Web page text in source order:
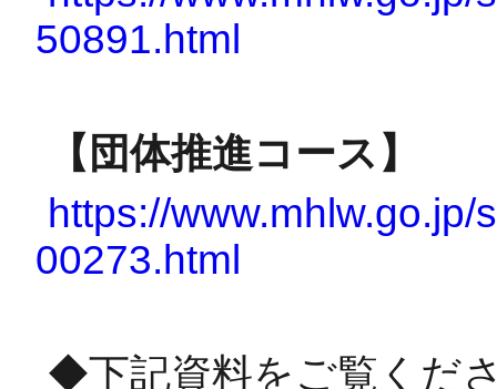
50891.html
【団体推進コース】
https://
00273.html
◆下記資料をご覧くだ